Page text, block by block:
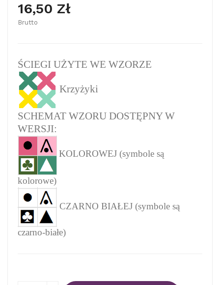
16,50 Zł
Brutto
ŚCIEGI UŻYTE WE WZORZE
Krzyżyki
SCHEMAT WZORU DOSTĘPNY W
WERSJI:
KOLOROWEJ (symbole są
kolorowe)
CZARNO BIAŁEJ (symbole są
czarno-białe)